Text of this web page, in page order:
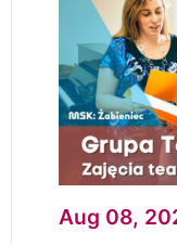
Aug 08,